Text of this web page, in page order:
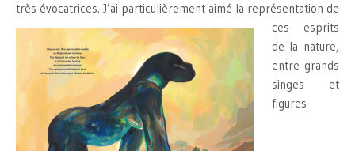
très évocatrices. J’ai particulièrement aimé la représentation de
ces esprits
de la nature,
entre grands
singes et
figures